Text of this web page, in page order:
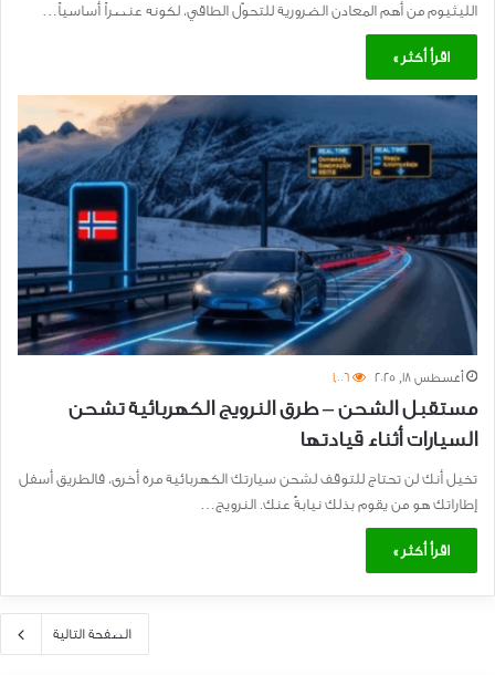
الليثيوم من أهم المعادن الضرورية للتحوّل الطاقي، لكونه عنصراً أساسياً…
اقرأ أكثر »
أغسطس 18, 2025 1٬006
مستقبل الشحن – طرق النرويج الكهربائية تشحن
السيارات أثناء قيادتها
تخيل أنك لن تحتاج للتوقف لشحن سيارتك الكهربائية مرة أخرى، فالطريق أسفل
إطاراتك هو من يقوم بذلك نيابةً عنك. النرويج…
اقرأ أكثر »
الصفحة التالية